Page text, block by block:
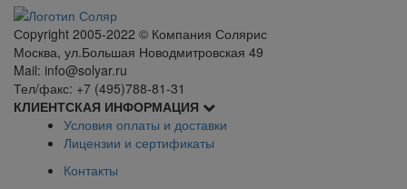
Сopyright 2005-2022 © Компания Солярис
Москва, ул.Большая Новодмитровская 49
Mail: info@solyar.ru
Тел/факс: +7 (495)788-81-31
КЛИЕНТСКАЯ ИНФОРМАЦИЯ
Условия оплаты и доставки
Лицензии и сертификаты
Контакты